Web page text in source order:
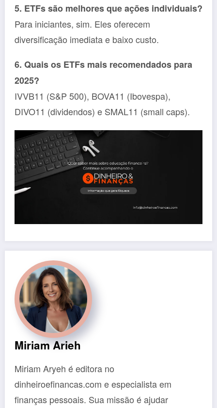
5. ETFs são melhores que ações individuais?
Para iniciantes, sim. Eles oferecem
diversificação imediata e baixo custo.
6. Quais os ETFs mais recomendados para
2025?
IVVB11 (S&P 500), BOVA11 (Ibovespa),
DIVO11 (dividendos) e SMAL11 (small caps).
Miriam Arieh
Miriam Aryeh é editora no
dinheiroefinancas.com e especialista em
finanças pessoais. Sua missão é ajudar